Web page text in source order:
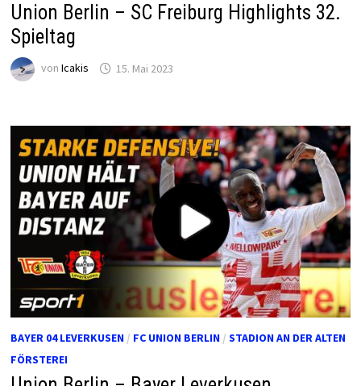
Union Berlin – SC Freiburg Highlights 32.
Spieltag
von Icakis 15. Mai 2023
BAYER 04 LEVERKUSEN/ FC UNION BERLIN/ STADION AN DER ALTEN
FÖRSTEREI